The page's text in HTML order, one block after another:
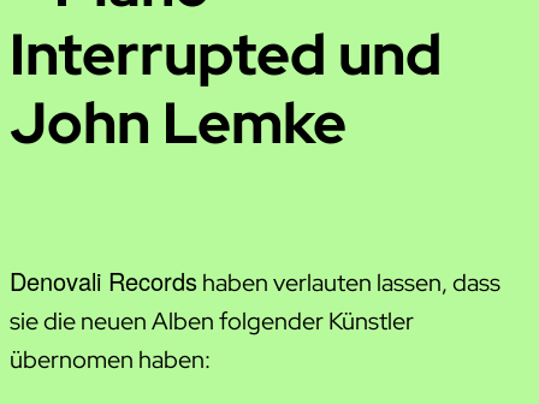
Interrupted und
John Lemke
Denovali Recordshaben verlauten lassen, dass
sie die neuen Alben folgender Künstler
übernomen haben: